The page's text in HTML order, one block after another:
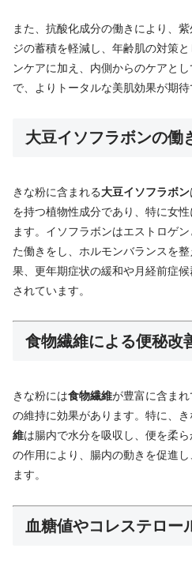
また、抗酸化成分の働きにより、
ジの蓄積を軽減し、年齢肌の対策
ンケアに加え、内側からのケアと
で、よりトータルな美肌効果が期待
大豆イソフラボンの働
きな粉に含まれる大豆イソフラボン
を持つ植物性成分であり、特に女
ます。イソフラボンはエストロゲ
た働きをし、ホルモンバランスを
果、更年期症状の緩和や月経前症
されています。
食物繊維による便秘改
きな粉には食物繊維が豊富に含ま
の維持に効果があります。特に、
維は腸内で水分を吸収し、便を柔
の作用により、腸内の動きを促進
ます。
血糖値やコレステロー